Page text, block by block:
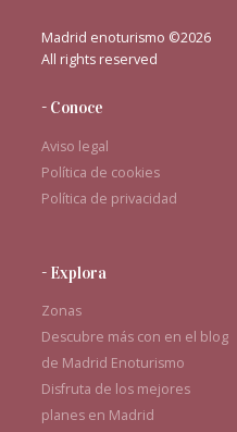
Madrid enoturismo ©2026
All rights reserved
- Conoce
Aviso legal
Política de cookies
Política de privacidad
- Explora
Zonas
Descubre más con en el blog
de Madrid Enoturismo
Disfruta de los mejores
planes en Madrid